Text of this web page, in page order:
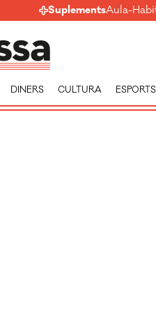
SuplementsAula-
DINERS CULTURA ESPORTS